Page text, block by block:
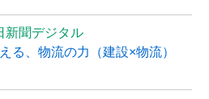
新聞デジタル
る、物流の力（建設×物流）